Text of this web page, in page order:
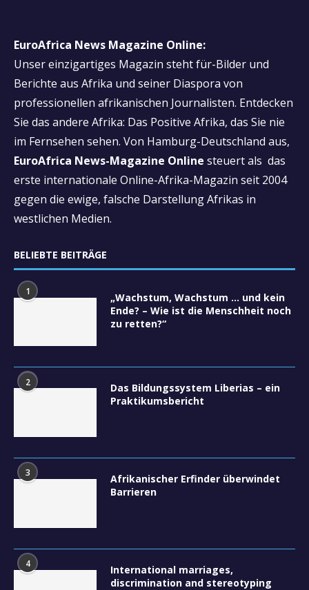
EuroAfrica News Magazine Online:
Unser einzigartiges Magazin steht für-Bilder und
Berichte aus Afrika und seiner Diaspora von
professionellen afrikanischen Journalisten. Entdecken
Sie das andere Afrika: Das Positive Afrika, das Sie nie
im Fernsehen sehen. Von Hamburg-Deutschland aus,
EuroAfrica News-Magazine Online steuert als das
erste internationale Online-Afrika-Magazin seit 2004
gegen die ewige, falsche Darstellung Afrikas in
westlichen Medien.
BELIEBTE BEITRÄGE
1
„Wachstum, Wachstum … und kein
Ende? – Wie ist die Menschheit noch
zu retten?“
2
Das Bildungssystem Liberias – ein
Praktikumsbericht
3
Afrikanischer Erfinder überwindet
Barrieren
4
International marriages,
discrimination and stereotyping